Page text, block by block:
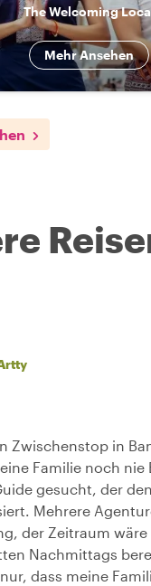
The Welcoming
Mehr Ansehen
Zwischenstop in
Familie noch nie
gesucht, der den
Mehrere
der Zeitraum wäre
Nachmittags
dass meine